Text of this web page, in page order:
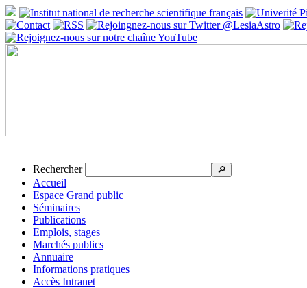
Rechercher 🔎
Accueil
Espace Grand public
Séminaires
Publications
Emplois, stages
Marchés publics
Annuaire
Informations pratiques
Accès Intranet